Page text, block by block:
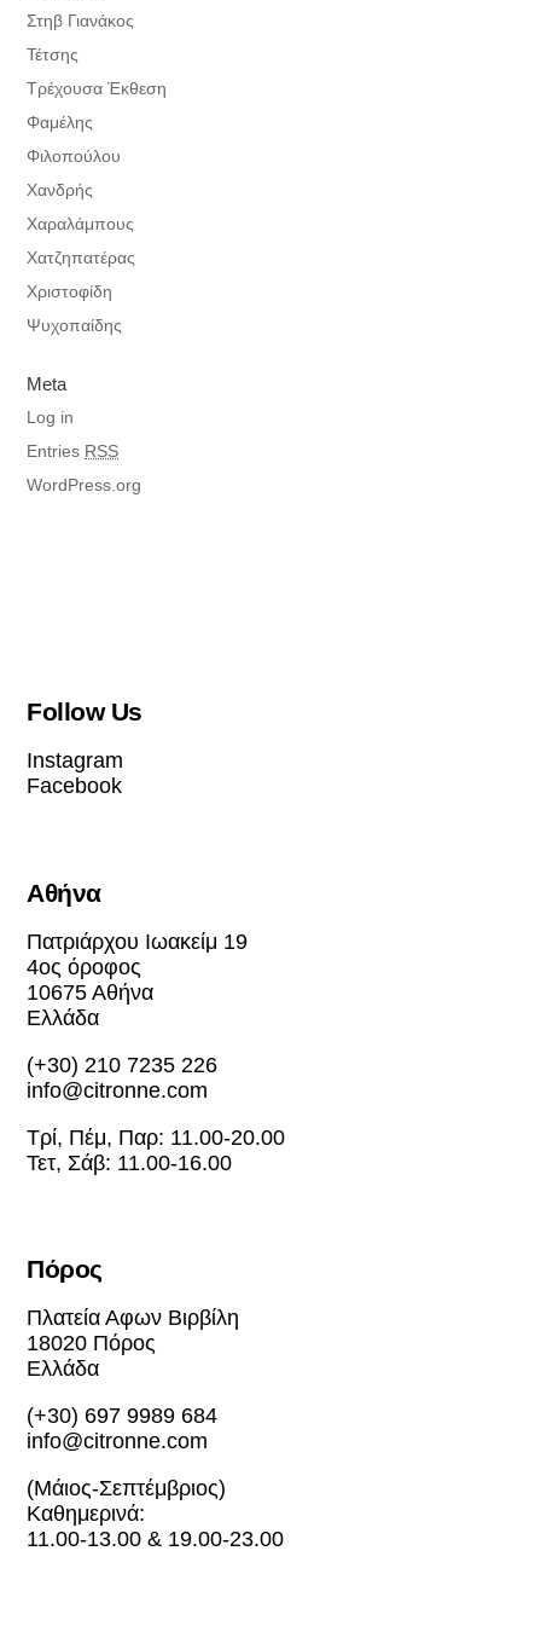
Στηβ Γιανάκος
Τέτσης
Τρέχουσα Έκθεση
Φαμέλης
Φιλοπούλου
Χανδρής
Χαραλάμπους
Χατζηπατέρας
Χριστοφίδη
Ψυχοπαίδης
Meta
Log in
Entries RSS
WordPress.org
Follow Us
Instagram
Facebook
Αθήνα
Πατριάρχου Ιωακείμ 19
4ος όροφος
10675 Αθήνα
Ελλάδα
(+30) 210 7235 226
info@citronne.com
Τρί, Πέμ, Παρ: 11.00-20.00
Τετ, Σάβ: 11.00-16.00
Πόρος
Πλατεία Αφων Βιρβίλη
18020 Πόρος
Ελλάδα
(+30) 697 9989 684
info@citronne.com
(Μάιος-Σεπτέμβριος)
Καθημερινά:
11.00-13.00 & 19.00-23.00